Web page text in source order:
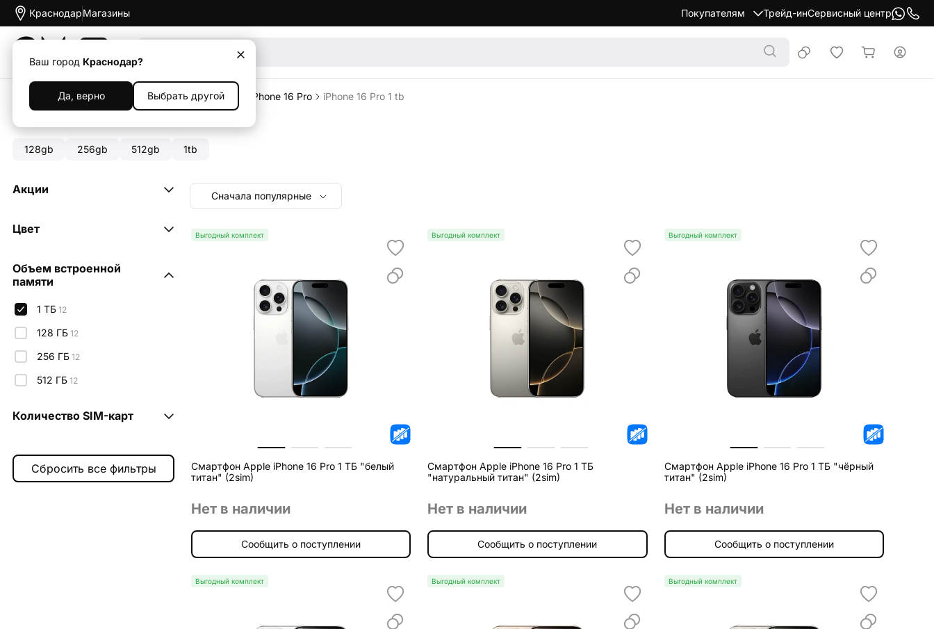
Краснодар
Ваш город Краснодар?
Да, верно Выбрать другой
Магазины Покупателям Трейд-инСервисный центр
Каталог Смартфоны Apple iPhone iPhone 16 Pro iPhone 16 Pro 1 tb
iPhone 16 Pro 1 tb
128gb 256gb 512gb 1tb
Акции
Цвет
"натуральный титан"
"пустынный титан"
"чёрный титан"
Объем встроенной
памяти
1 ТБ 12
128 ГБ 12
256 ГБ 12
512 ГБ 12
Количество SIM-карт
2sim4
Сначала популярные
Выгодный комплект
Смартфон Apple iPhone 16 Pro 1 ТБ "белый
титан" (2sim)
Нет в наличии
Сообщить о поступлении
Выгодный комплект
Смартфон Apple iPhone 16 Pro 1 ТБ
"натуральный титан" (2sim)
Нет в наличии
Сообщить о поступлении
Выгодный комплект
Смартфон Apple iPhone 16 Pro 1 ТБ "чёрный
титан" (2sim)
Нет в наличии
Сообщить о поступлении
Выгодный комплект Выгодный комплект Выгодный комплект